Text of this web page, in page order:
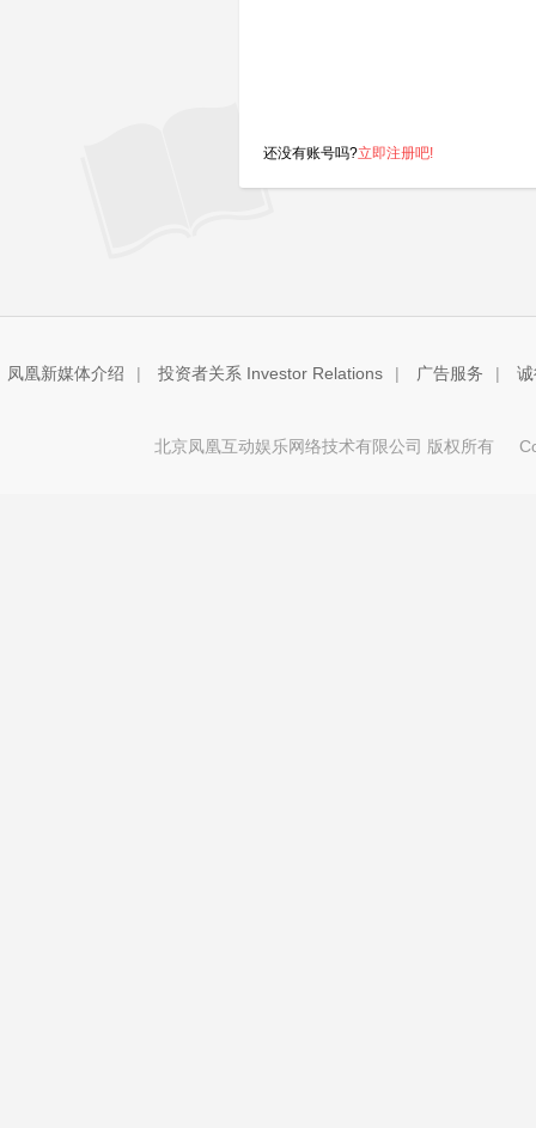
还没有账号吗?立即注册吧!
凤凰新媒体介绍 | 投资者关系 Investor Relations | 广告服务 |
北京凤凰互动娱乐网络技术有限公司 版权所有